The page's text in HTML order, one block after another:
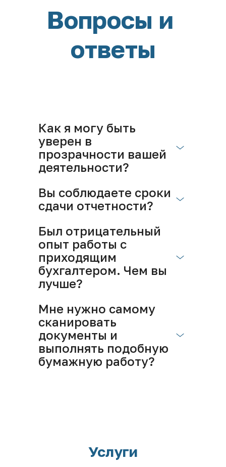
Вопросы и
ответы
Как я могу быть
уверен в
прозрачности вашей
деятельности?
Вы соблюдаете сроки
сдачи отчетности?
Был отрицательный
опыт работы с
приходящим
бухгалтером. Чем вы
лучше?
Мне нужно самому
сканировать
документы и
выполнять подобную
бумажную работу?
Услуги